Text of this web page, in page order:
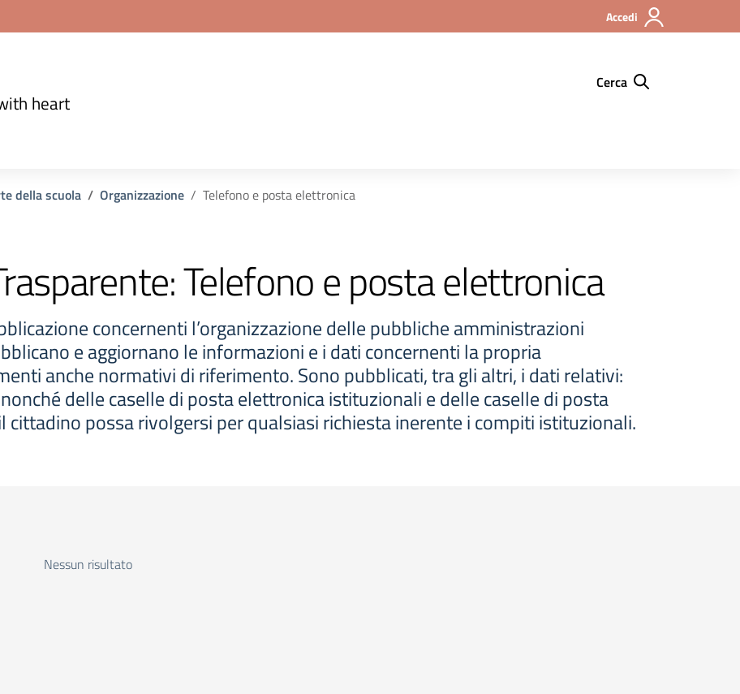
Accedi
heart
Cerca
della scuola Organizzazione Telefono e posta elettronica
Telefono e posta elettronica
concernenti l’organizzazione delle pubbliche amministrazioni
e aggiornano le informazioni e i dati concernenti la propria
anche normativi di riferimento. Sono pubblicati, tra gli altri, i dati relativi:
delle caselle di posta elettronica istituzionali e delle caselle di posta
cittadino possa rivolgersi per qualsiasi richiesta inerente i compiti istituzionali.
Nessun risultato